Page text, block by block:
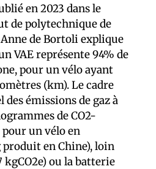
en 2023 dans le
de polytechnique de
de Bortoli explique
VAE représente 94% de
pour un vélo ayant
(km). Le cadre
des émissions de gaz à
de CO2-
un vélo en
en Chine), loin
ou la batterie